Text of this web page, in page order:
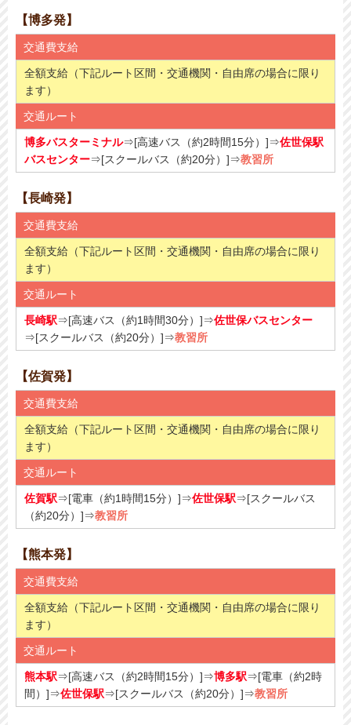
【博多発】
交通費支給
全額支給（下記ルート区間・交通機関・自由席の場合に限り
ます）
交通ルート
博多バスターミナル⇒[高速バス（約2時間15分）]⇒佐世保駅
バスセンター⇒[スクールバス（約20分）]⇒教習所
【長崎発】
交通費支給
全額支給（下記ルート区間・交通機関・自由席の場合に限り
ます）
交通ルート
長崎駅⇒[高速バス（約1時間30分）]⇒佐世保バスセンター
⇒[スクールバス（約20分）]⇒教習所
【佐賀発】
交通費支給
全額支給（下記ルート区間・交通機関・自由席の場合に限り
ます）
交通ルート
佐賀駅⇒[電車（約1時間15分）]⇒佐世保駅⇒[スクールバス
（約20分）]⇒教習所
【熊本発】
交通費支給
全額支給（下記ルート区間・交通機関・自由席の場合に限り
ます）
交通ルート
熊本駅⇒[高速バス（約2時間15分）]⇒博多駅⇒[電車（約2時
間）]⇒佐世保駅⇒[スクールバス（約20分）]⇒教習所